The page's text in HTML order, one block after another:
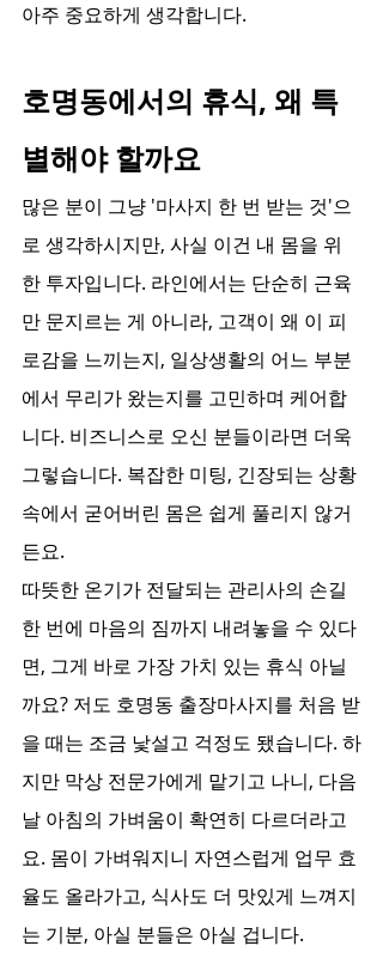
아주 중요하게 생각합니다.
호명동에서의 휴식, 왜 특
별해야 할까요
많은 분이 그냥 '마사지 한 번 받는 것'으
로 생각하시지만, 사실 이건 내 몸을 위
한 투자입니다. 라인에서는 단순히 근육
만 문지르는 게 아니라, 고객이 왜 이 피
로감을 느끼는지, 일상생활의 어느 부분
에서 무리가 왔는지를 고민하며 케어합
니다. 비즈니스로 오신 분들이라면 더욱
그렇습니다. 복잡한 미팅, 긴장되는 상황
속에서 굳어버린 몸은 쉽게 풀리지 않거
든요.
따뜻한 온기가 전달되는 관리사의 손길
한 번에 마음의 짐까지 내려놓을 수 있다
면, 그게 바로 가장 가치 있는 휴식 아닐
까요? 저도 호명동 출장마사지를 처음 받
을 때는 조금 낯설고 걱정도 됐습니다. 하
지만 막상 전문가에게 맡기고 나니, 다음
날 아침의 가벼움이 확연히 다르더라고
요. 몸이 가벼워지니 자연스럽게 업무 효
율도 올라가고, 식사도 더 맛있게 느껴지
는 기분, 아실 분들은 아실 겁니다.